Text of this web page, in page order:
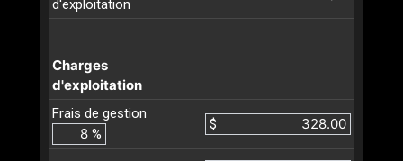
d'exploitation
Charges
d'exploitation
Frais de gestion
%
$